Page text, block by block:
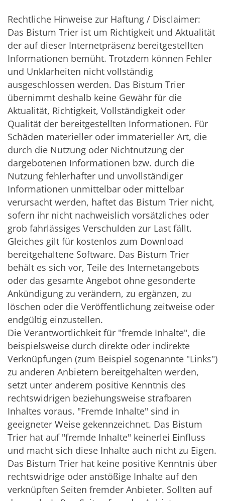
Rechtliche Hinweise zur Haftung / Disclaimer:
Das Bistum Trier ist um Richtigkeit und Aktualität
der auf dieser Internetpräsenz bereitgestellten
Informationen bemüht. Trotzdem können Fehler
und Unklarheiten nicht vollständig
ausgeschlossen werden. Das Bistum Trier
übernimmt deshalb keine Gewähr für die
Aktualität, Richtigkeit, Vollständigkeit oder
Qualität der bereitgestellten Informationen. Für
Schäden materieller oder immaterieller Art, die
durch die Nutzung oder Nichtnutzung der
dargebotenen Informationen bzw. durch die
Nutzung fehlerhafter und unvollständiger
Informationen unmittelbar oder mittelbar
verursacht werden, haftet das Bistum Trier nicht,
sofern ihr nicht nachweislich vorsätzliches oder
grob fahrlässiges Verschulden zur Last fällt.
Gleiches gilt für kostenlos zum Download
bereitgehaltene Software. Das Bistum Trier
behält es sich vor, Teile des Internetangebots
oder das gesamte Angebot ohne gesonderte
Ankündigung zu verändern, zu ergänzen, zu
löschen oder die Veröffentlichung zeitweise oder
endgültig einzustellen.
Die Verantwortlichkeit für "fremde Inhalte", die
beispielsweise durch direkte oder indirekte
Verknüpfungen (zum Beispiel sogenannte "Links")
zu anderen Anbietern bereitgehalten werden,
setzt unter anderem positive Kenntnis des
rechtswidrigen beziehungsweise strafbaren
Inhaltes voraus. "Fremde Inhalte" sind in
geeigneter Weise gekennzeichnet. Das Bistum
Trier hat auf "fremde Inhalte" keinerlei Einfluss
und macht sich diese Inhalte auch nicht zu Eigen.
Das Bistum Trier hat keine positive Kenntnis über
rechtswidrige oder anstößige Inhalte auf den
verknüpften Seiten fremder Anbieter. Sollten auf